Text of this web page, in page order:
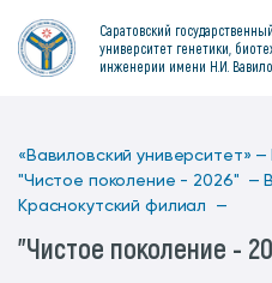
Саратовский государственный
университет генетики,
инженерии имени Н.И.
«Вавиловский университет» —
"Чистое поколение - 2026" —
Краснокутский филиал —
"Чистое поколение -